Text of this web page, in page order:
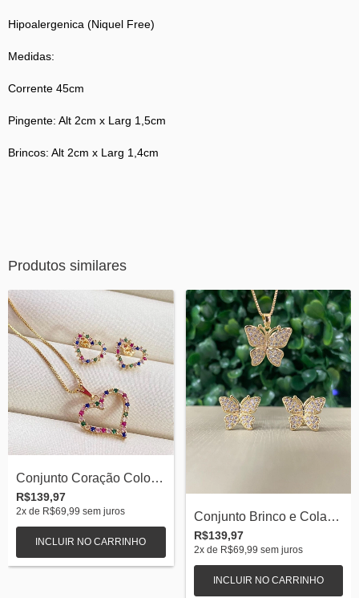
Hipoalergenica (Niquel Free)
Medidas:
Corrente 45cm
Pingente: Alt 2cm x Larg 1,5cm
Brincos: Alt 2cm x Larg 1,4cm
Produtos similares
Conjunto Coração Colors Banhada a Ouro 1...
R$139,97
2x de R$69,99 sem juros
INCLUIR NO CARRINHO
Conjunto Brinco e Colar Borboleta com Zi...
R$139,97
2x de R$69,99 sem juros